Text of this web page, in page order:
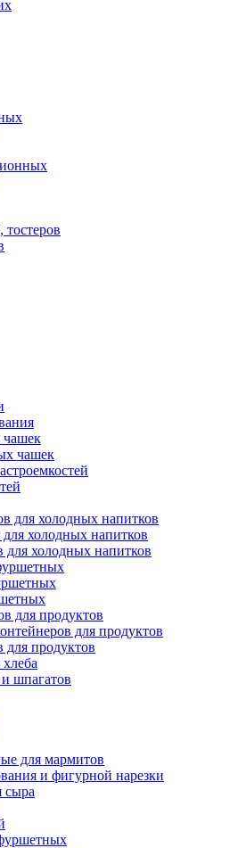
чашек
для холодных напитков
холодных напитков
для холодных напитков
для продуктов
для продуктов
для продуктов
шпагатов
для мармитов
и фигурной нарезки
сыра